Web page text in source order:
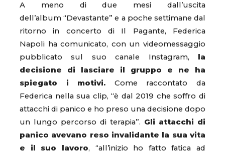
A meno di due mesi dall’uscita
dell’album “Devastante” e a poche settimane dal
ritorno in concerto di Il Pagante, Federica
Napoli ha comunicato, con un videomessaggio
pubblicato sul suo canale Instagram,
la
decisione di lasciare il gruppo e ne ha
spiegato i motivi. Come raccontato da
Federica nella sua clip, “è dal 2019 che soffro di
attacchi di panico e ho preso una decisione dopo
un lungo percorso di terapia”. Gli attacchi di
panico avevano reso invalidante la sua vita
e il suo lavoro, “all’inizio ho fatto fatica ad